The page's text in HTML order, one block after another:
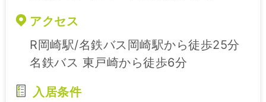
アクセス
R岡崎駅/名鉄バス岡崎駅から徒歩25分
名鉄バス 東戸崎から徒歩6分
入居条件